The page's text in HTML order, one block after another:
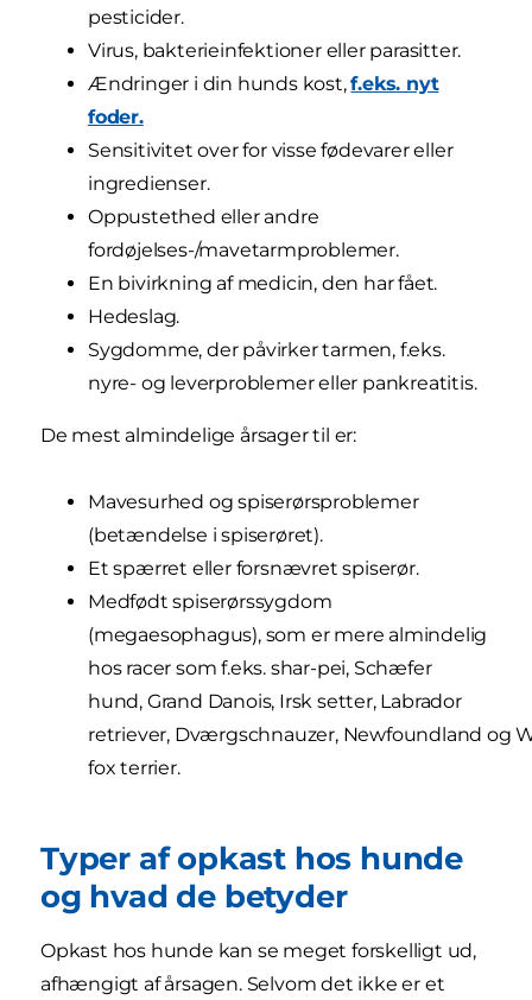
pesticider.
Virus, bakterieinfektioner eller parasitter.
Ændringer i din hunds kost,f.eks. nyt
foder.
Sensitivitet over for visse fødevarer eller
ingredienser.
Oppustethed eller andre
fordøjelses-/mavetarmproblemer.
En bivirkning af medicin, den har fået.
Hedeslag.
Sygdomme, der påvirker tarmen, f.eks.
nyre- og leverproblemer eller pankreatitis.
De mest almindelige årsager til er:
Mavesurhed og spiserørsproblemer
(betændelse i spiserøret).
Et spærret eller forsnævret spiserør.
Medfødt spiserørssygdom
(megaesophagus), som er mere almindelig
hos racer som f.eks. shar-pei, Schæfer
hund, Grand Danois, Irsk setter, Labrador
retriever, Dværgschnauzer, Newfoundland og
fox terrier.
Typer af opkast hos hunde
og hvad de betyder
Opkast hos hunde kan se meget forskelligt ud,
afhængigt af årsagen. Selvom det ikke er et